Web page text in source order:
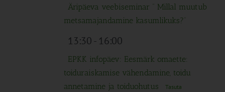
Äripäeva veebiseminar ” Millal muutub
metsamajandamine kasumlikuks?”
13:30- 16:00
EPKK infopäev: Eesmärk omaette:
toiduraiskamise vähendamine, toidu
annetamine ja toiduohutus
Tasuta